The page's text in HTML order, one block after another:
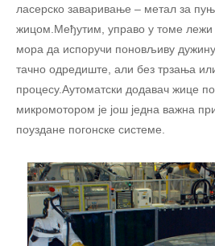
ласерско заваривање – метал за
жицом.Међутим, управо у томе лежи
мора да испоручи поновљиву
тачно одредиште, али без трзања
процесу.Аутоматски додавач жице
микромотором је још једна важна
поуздане погонске системе.